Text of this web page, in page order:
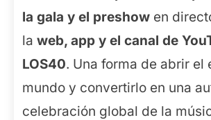
la gala y el preshow en
la web, app y el canal de
LOS40. Una forma de abrir el
mundo y convertirlo en una
celebración global de la